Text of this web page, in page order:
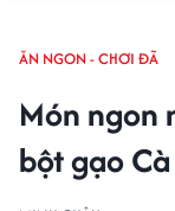
ĂN NGON - CHƠI ĐÃ
Món ngon
bột gạo